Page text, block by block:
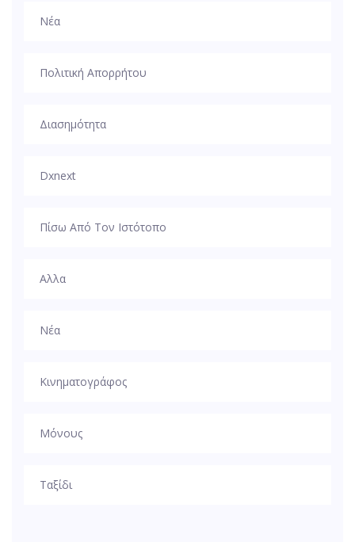
Νέα
Πολιτική Απορρήτου
Διασημότητα
Dxnext
Πίσω Από Τον Ιστότοπο
Αλλα
Νέα
Κινηματογράφος
Μόνους
Ταξίδι